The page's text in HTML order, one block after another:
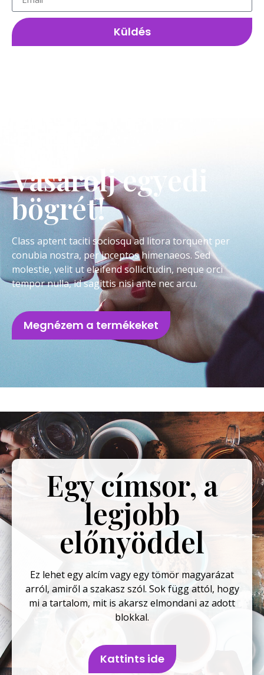
Küldés
Vásárolj egyedi
bögrét!
Class aptent taciti sociosqu ad litora torquent per
conubia nostra, per inceptos himenaeos. Sed
molestie, velit ut eleifend sollicitudin, neque orci
tempor nulla, id sagittis nisi ante nec arcu.
Megnézem a termékeket
Egy címsor, a
legjobb
előnyöddel
Ez lehet egy alcím vagy egy tömör magyarázat
arról, amiről a szakasz szól. Sok függ attól, hogy
mi a tartalom, mit is akarsz elmondani az adott
blokkal.
Kattints ide